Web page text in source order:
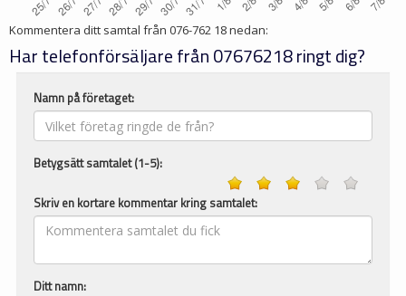
Kommentera ditt samtal från 076-762 18nedan:
Har telefonförsäljare från 07676218 ringt dig?
Namn på företaget:
Betygsätt samtalet (1-5):
Skriv en kortare kommentar kring samtalet:
Ditt namn: